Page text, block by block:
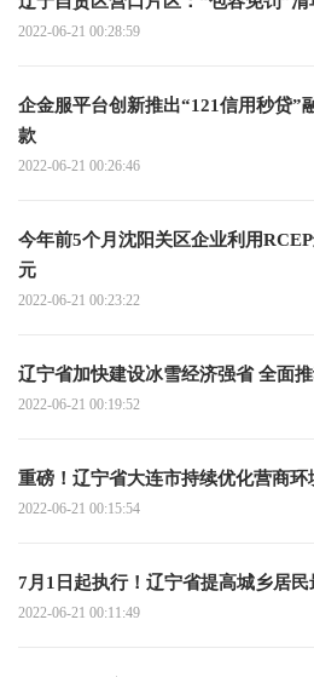
2022-06-21 00:28:59
企金服平台创新推出“121信用秒贷”
款
2022-06-21 00:26:46
今年前5个月沈阳关区企业利用
元
2022-06-21 00:23:22
辽宁省加快
2022-06-21 00:19:52
重磅！辽宁省大连市持续优化营商
2022-06-21 00:15:54
7月1日起执行！辽宁省提高城乡居
2022-06-21 00:11:49